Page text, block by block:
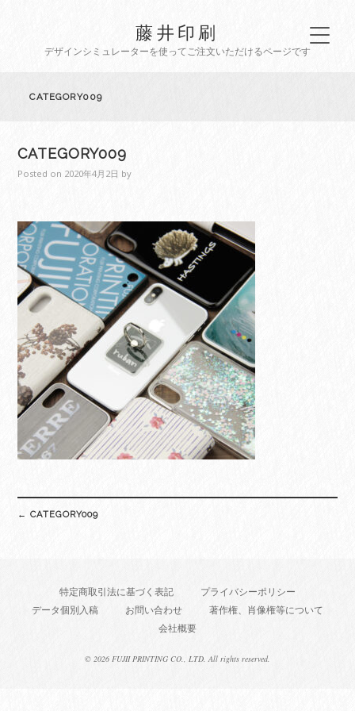
藤井印刷
デザインシミュレーターを使ってご注文いただけるページです
CATEGORY009
CATEGORY009
Posted on 2020年4月2日 by
navigation
← CATEGORY009
特定商取引法に基づく表記
プライバシーポリシー
データ個別入稿
お問い合わせ
著作権、肖像権等について
会社概要
© 2026 FUJII PRINTING CO., LTD. All rights reserved.